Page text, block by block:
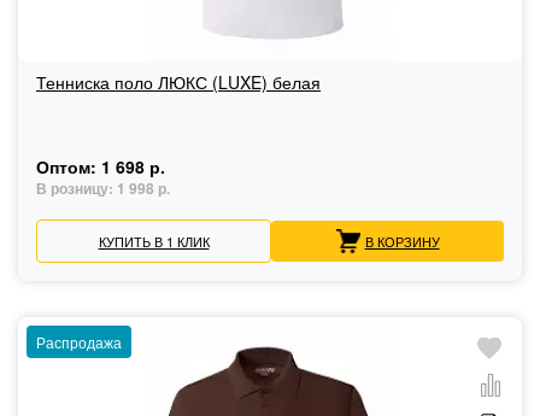
Тенниска поло ЛЮКС (LUXE) белая
Оптом: 1 698 р.
В розницу: 1 998 р.
КУПИТЬ В 1 КЛИК В КОРЗИНУ
Распродажа